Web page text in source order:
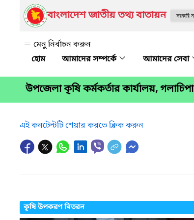
বাংলাদেশ জাতীয় তথ্য বাতায়ন
মেনু নির্বাচন করুন
আমাদের সম্পর্কে
আমাদের সেবা
উপজেলা কৃষি কর্মকর্তার কার্যালয়, গলাচিপা
এই কনটেন্টটি শেয়ার করতে ক্লিক করুন
কৃষি উপকরণ বিতরন